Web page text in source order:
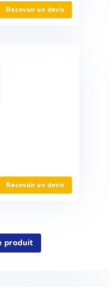
Recevoir un devis
Recevoir un devis
produit